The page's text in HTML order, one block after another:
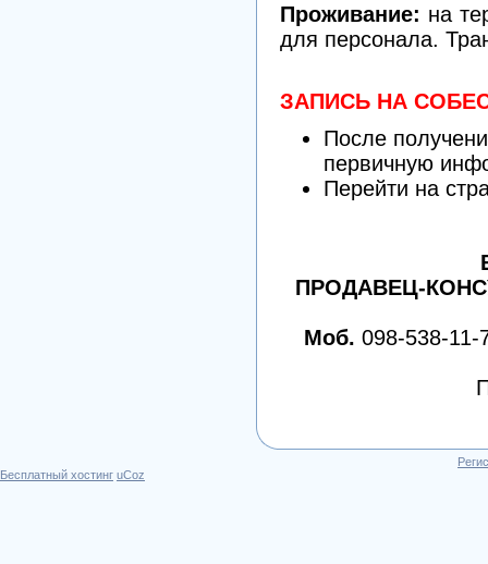
Проживание: на
для персонала.
ЗАПИСЬ НА
После
первичную
Перейти на
ПРОДАВЕЦ-
Моб. 098-538-
Бесплатный хостинг uCoz